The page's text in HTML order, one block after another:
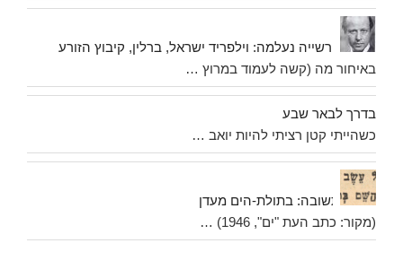
פרשייה נעלמה: וילפריד ישראל, ברלין, קיבוץ הזורע
באיחור מה (קשה לעמוד במרוץ …
בדרך לבאר שבע
כשהייתי קטן רציתי להיות יואב …
תשובה: בתולת-הים מעדן
(מקור: כתב העת "ים", 1946) …